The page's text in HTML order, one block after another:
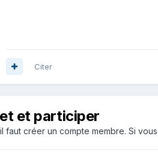
Citer
et participer
faut créer un compte membre. Si